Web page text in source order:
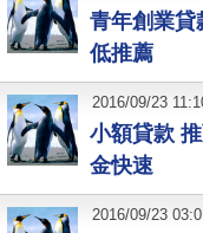
青年創業貸
低推薦
小額貸款
金快速
2016/09/23
2016/09/23